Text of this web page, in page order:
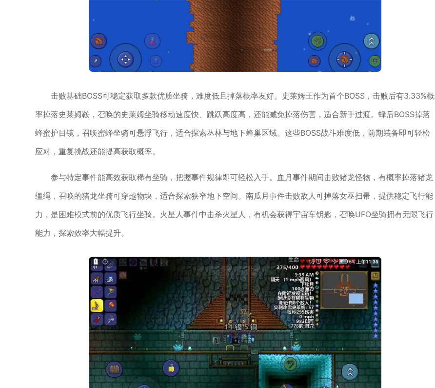
击败基础BOSS可稳定获取多款优质坐骑，难度低且掉落概率友好。史莱姆王作为首个BOSS，击败后有3.33%概
率掉落史莱姆鞍，召唤的史莱姆坐骑移动速度快、跳跃高度高，还能减免掉落伤害，适合新手过渡。蜂后BOSS掉落
蜂蜜护目镜，召唤蜜蜂坐骑可悬浮飞行，适合探索丛林与地下蜂巢区域。这些BOSS战斗难度低，前期装备即可轻松
应对，重复挑战还能提高获取概率。
参与特定事件能高效获取稀有坐骑，把握事件规律即可轻松入手。血月事件期间击败猪龙怪物，有概率掉落猪龙
缰绳，召唤的猪龙坐骑可穿越物块，适合探索狭窄地下空间。南瓜月事件击败敌人可掉落女巫扫帚，提供稳定飞行能
力，是困难模式前的优质飞行坐骑。火星人事件中击杀火星人，有机会获得宇宙车钥匙，召唤UFO坐骑拥有无限飞行
能力，探索效率大幅提升。